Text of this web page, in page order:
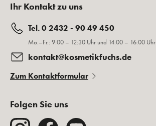
Ihr Kontakt zu uns
Tel. 0 2432 - 90 49 450
Mo.–Fr.: 9:00 – 12:30 Uhr und 14:00 – 16:00 Uhr
kontakt@kosmetikfuchs.de
Zum Kontaktformular
Folgen Sie uns